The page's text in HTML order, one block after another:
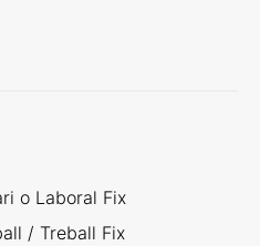
o Laboral Fix
/ Treball Fix